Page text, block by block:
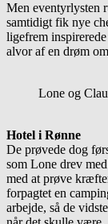
Men eventyrlysten
samtidigt fik nye
ligefrem
alvor af en drøm
Lone og
Hotel i Rønne
De prøvede dog
som Lone drev
med at prøve
forpagtet en
arbejde, så de